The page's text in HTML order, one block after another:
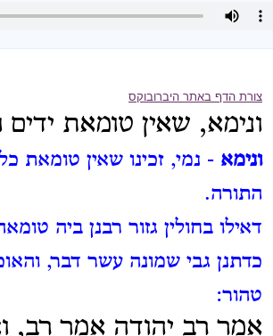
צורת הדף באתר היברובוקס
ונימא, שאין טומאת
ונימא - נמי, זכינו שאין טומאת
התורה.
דאילו בחולין גזור רבנן ביה
כדתנן גבי שמונה עשר דבר,
טהור:
אמר רב יהודה אמר רב,